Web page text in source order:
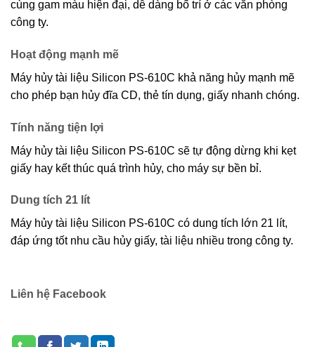
cùng gam màu hiện đại, dễ dàng bố trí ở các văn phòng
công ty.
Hoạt động mạnh mẽ
Máy hủy tài liệu Silicon PS-610C khả năng hủy mạnh mẽ
cho phép bạn hủy đĩa CD, thẻ tín dụng, giấy nhanh chóng.
Tính năng tiện lợi
Máy hủy tài liệu Silicon PS-610C sẽ tự động dừng khi kẹt
giấy hay kết thúc quá trình hủy, cho máy sự bền bỉ.
Dung tích 21 lít
Máy hủy tài liệu Silicon PS-610C có dung tích lớn 21 lít,
đáp ứng tốt nhu cầu hủy giấy, tài liệu nhiều trong công ty.
Liên hệ Facebook